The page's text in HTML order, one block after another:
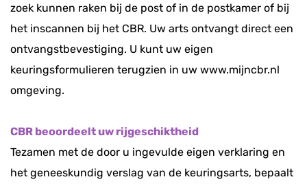
zoek kunnen raken bij de post of in de postkamer of bij
het inscannen bij het CBR. Uw arts ontvangt direct een
ontvangstbevestiging. U kunt uw eigen
keuringsformulieren terugzien in uw www.mijncbr.nl
omgeving.
CBR beoordeelt uw rijgeschiktheid
Tezamen met de door u ingevulde eigen verklaring en
het geneeskundig verslag van de keuringsarts, bepaalt